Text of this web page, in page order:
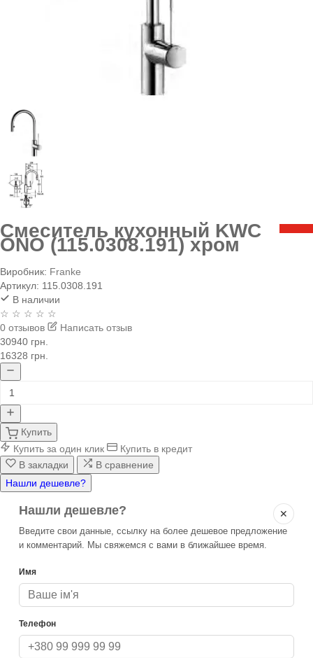
Смеситель кухонный KWC
ONO (115.0308.191) хром
Виробник: Franke
Артикул: 115.0308.191
В наличии
☆ ☆ ☆ ☆ ☆
0 отзывов
Написать отзыв
30940 грн.
16328 грн.
Купить
Купить за один клик
Купить в кредит
В закладки
В сравнение
Нашли дешевле?
✕
Нашли дешевле?
Введите свои данные, ссылку на более дешевое предложение
и комментарий. Мы свяжемся с вами в ближайшее время.
Имя
Телефон